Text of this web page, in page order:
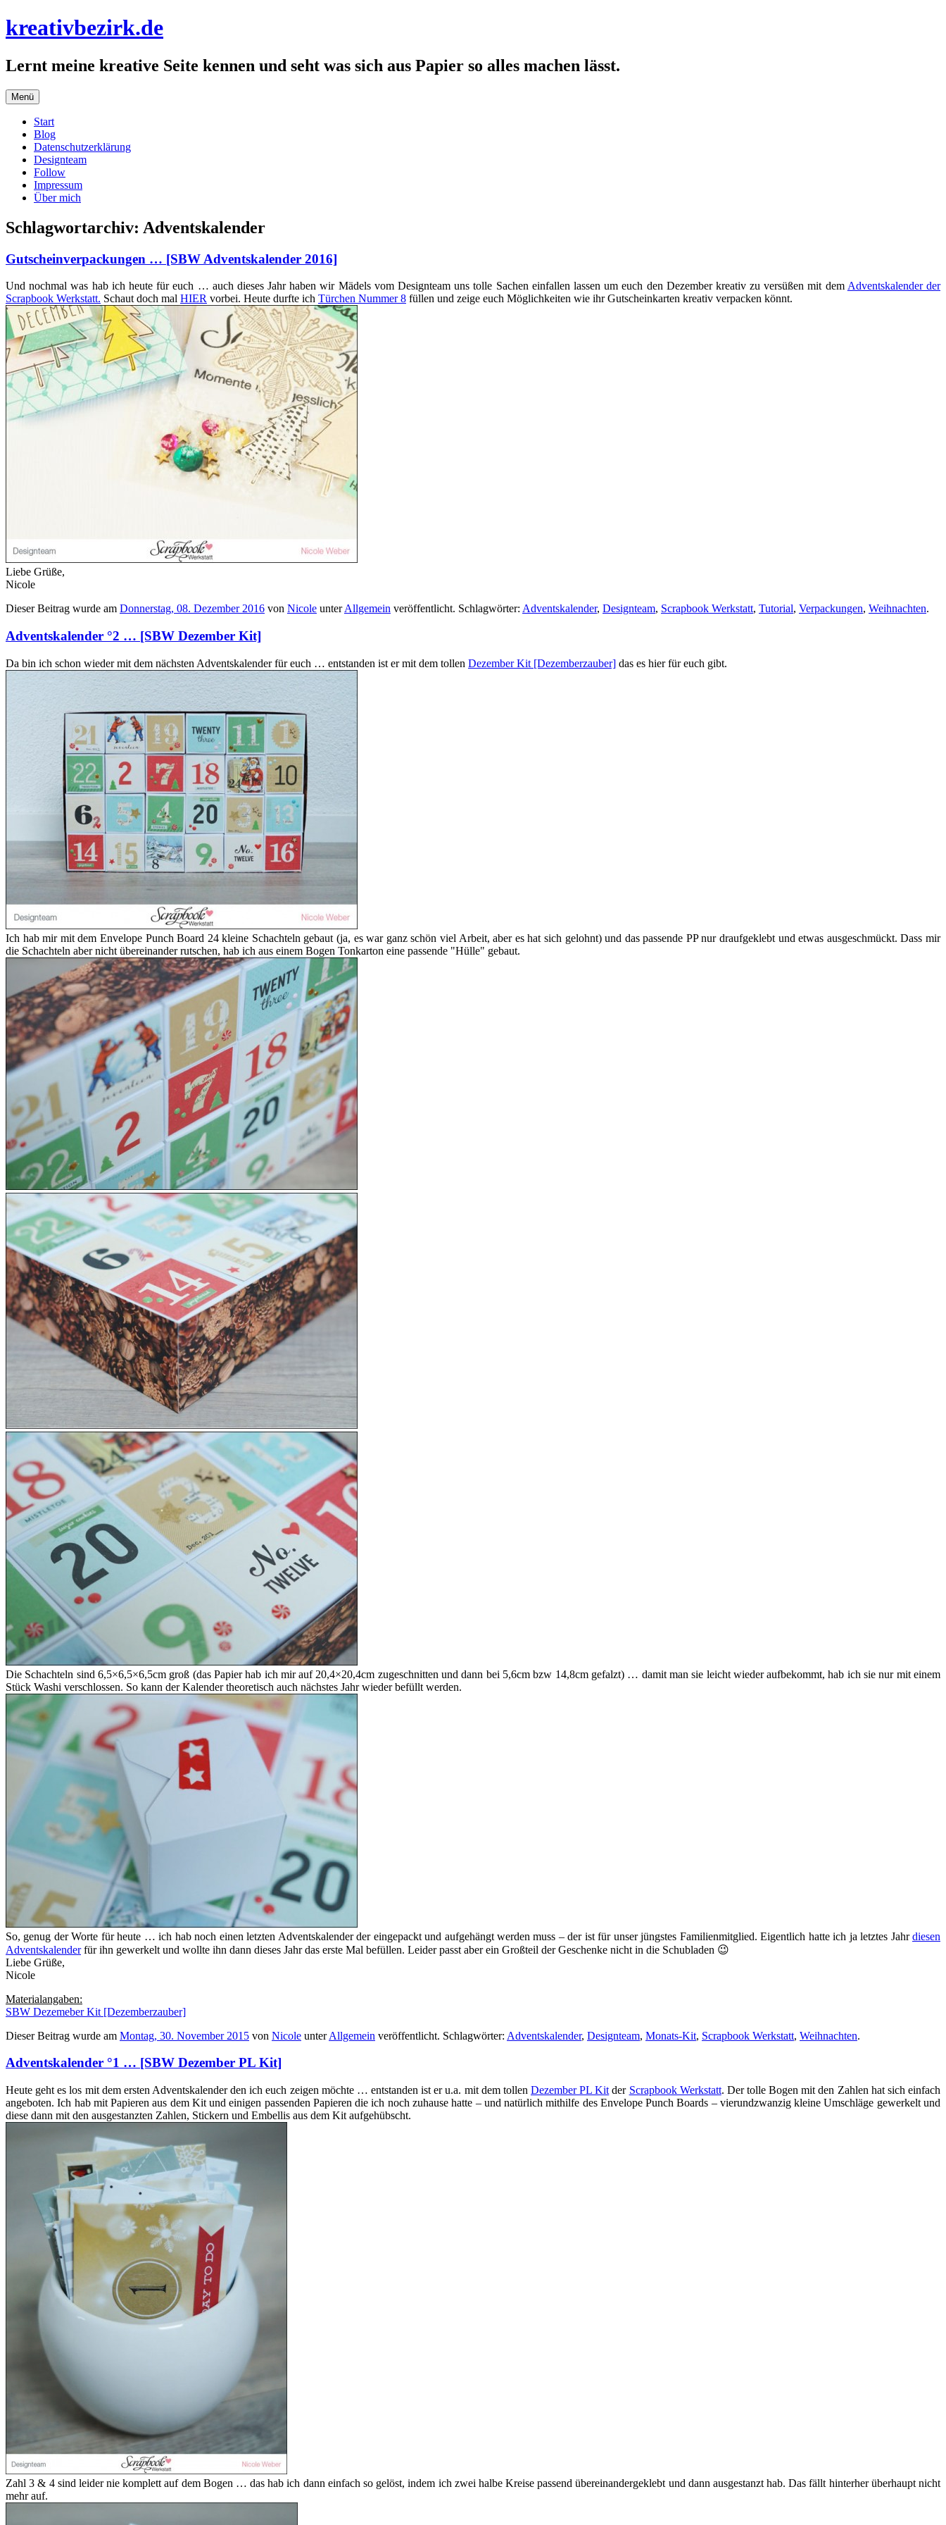
Zum
Inhalt
kreativbezirk.de
Lernt meine kreative Seite kennen und seht was sich aus Papier so alles machen lässt.
Menü
Start
Blog
Datenschutzerklärung
Designteam
Follow
Impressum
Über mich
Schlagwortarchiv: Adventskalender
Gutscheinverpackungen … [SBW Adventskalender 2016]
Und nochmal was hab ich heute für euch … auch dieses Jahr haben wir Mädels vom Designteam uns tolle Sachen einfallen lassen um euch den Dezember kreativ zu versüßen mit dem Adventskalender der
Scrapbook Werkstatt. Schaut doch mal HIER vorbei. Heute durfte ich Türchen Nummer 8 füllen und zeige euch Möglichkeiten wie ihr Gutscheinkarten kreativ verpacken könnt.
Liebe Grüße,
Nicole
Dieser Beitrag wurde am Donnerstag, 08. Dezember 2016 von Nicole unterAllgemein veröffentlicht. Schlagwörter: Adventskalender, Designteam, Scrapbook Werkstatt, Tutorial, Verpackungen, Weihnachten.
Adventskalender °2 … [SBW Dezember Kit]
Da bin ich schon wieder mit dem nächsten Adventskalender für euch … entstanden ist er mit dem tollen Dezember Kit [Dezemberzauber] das es hier für euch gibt.
Ich hab mir mit dem Envelope Punch Board 24 kleine Schachteln gebaut (ja, es war ganz schön viel Arbeit, aber es hat sich gelohnt) und das passende PP nur draufgeklebt und etwas ausgeschmückt. Dass mir
die Schachteln aber nicht übereinander rutschen, hab ich aus einem Bogen Tonkarton eine passende "Hülle" gebaut.
Die Schachteln sind 6,5×6,5×6,5cm groß (das Papier hab ich mir auf 20,4×20,4cm zugeschnitten und dann bei 5,6cm bzw 14,8cm gefalzt) … damit man sie leicht wieder aufbekommt, hab ich sie nur mit einem
Stück Washi verschlossen. So kann der Kalender theoretisch auch nächstes Jahr wieder befüllt werden.
So, genug der Worte für heute … ich hab noch einen letzten Adventskalender der eingepackt und aufgehängt werden muss – der ist für unser jüngstes Familienmitglied. Eigentlich hatte ich ja letztes Jahrdiesen
Adventskalenderfür ihn gewerkelt und wollte ihn dann dieses Jahr das erste Mal befüllen. Leider passt aber ein Großteil der Geschenke nicht in die Schubladen 😉
Liebe Grüße,
Nicole
Materialangaben:
SBW Dezemeber Kit [Dezemberzauber]
Dieser Beitrag wurde am Montag, 30. November 2015 von Nicole unterAllgemein veröffentlicht. Schlagwörter: Adventskalender, Designteam, Monats-Kit, Scrapbook Werkstatt, Weihnachten.
Adventskalender °1 … [SBW Dezember PL Kit]
Heute geht es los mit dem ersten Adventskalender den ich euch zeigen möchte … entstanden ist er u.a. mit dem tollen Dezember PL Kit der Scrapbook Werkstatt. Der tolle Bogen mit den Zahlen hat sich einfach
angeboten. Ich hab mit Papieren aus dem Kit und einigen passenden Papieren die ich noch zuhause hatte – und natürlich mithilfe des Envelope Punch Boards – vierundzwanzig kleine Umschläge gewerkelt und
diese dann mit den ausgestanzten Zahlen, Stickern und Embellis aus dem Kit aufgehübscht.
Zahl 3 & 4 sind leider nie komplett auf dem Bogen … das hab ich dann einfach so gelöst, indem ich zwei halbe Kreise passend übereinandergeklebt und dann ausgestanzt hab. Das fällt hinterher überhaupt nicht
mehr auf.